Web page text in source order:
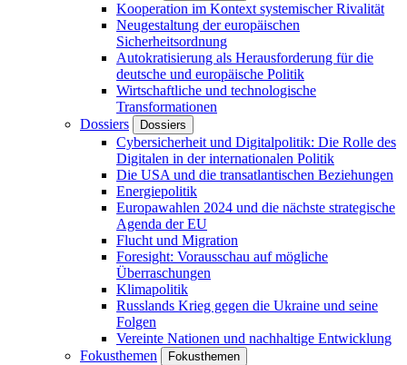
Kooperation im Kontext systemischer Rivalität
Neugestaltung der europäischen
Sicherheitsordnung
Autokratisierung als Herausforderung für die
deutsche und europäische Politik
Wirtschaftliche und technologische
Transformationen
Dossiers
Dossiers
Cybersicherheit und Digitalpolitik: Die Rolle des
Digitalen in der internationalen Politik
Die USA und die transatlantischen Beziehungen
Energiepolitik
Europawahlen 2024 und die nächste strategische
Agenda der EU
Flucht und Migration
Foresight: Vorausschau auf mögliche
Überraschungen
Klimapolitik
Russlands Krieg gegen die Ukraine und seine
Folgen
Vereinte Nationen und nachhaltige Entwicklung
Fokusthemen
Fokusthemen